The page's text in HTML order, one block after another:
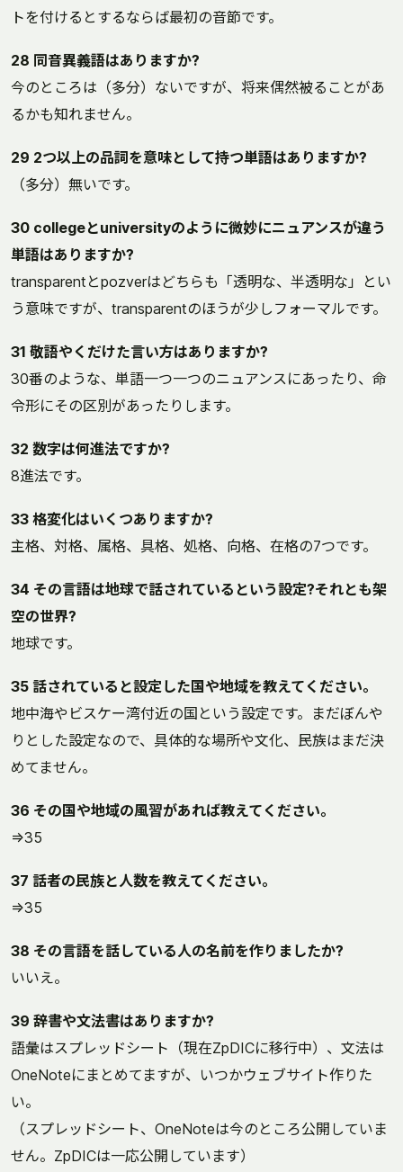
トを付けるとするならば最初の音節です。
28 同音異義語はありますか?
今のところは（多分）ないですが、将来偶然被ることがあ
るかも知れません。
29 2つ以上の品詞を意味として持つ単語はありますか?
（多分）無いです。
30 collegeとuniversityのように微妙にニュアンスが違う
単語はありますか?
transparentとpozverはどちらも「透明な、半透明な」とい
う意味ですが、transparentのほうが少しフォーマルです。
31 敬語やくだけた言い方はありますか?
30番のような、単語一つ一つのニュアンスにあったり、命
令形にその区別があったりします。
32 数字は何進法ですか?
8進法です。
33 格変化はいくつありますか?
主格、対格、属格、具格、処格、向格、在格の7つです。
34 その言語は地球で話されているという設定?それとも架
空の世界?
地球です。
35 話されていると設定した国や地域を教えてください。
地中海やビスケー湾付近の国という設定です。まだぼんや
りとした設定なので、具体的な場所や文化、民族はまだ決
めてません。
36 その国や地域の風習があれば教えてください。
⇒35
37 話者の民族と人数を教えてください。
⇒35
38 その言語を話している人の名前を作りましたか?
いいえ。
39 辞書や文法書はありますか?
語彙はスプレッドシート（現在ZpDICに移行中）、文法は
OneNoteにまとめてますが、いつかウェブサイト作りた
い。
（スプレッドシート、OneNoteは今のところ公開していま
せん。ZpDICは一応公開しています）